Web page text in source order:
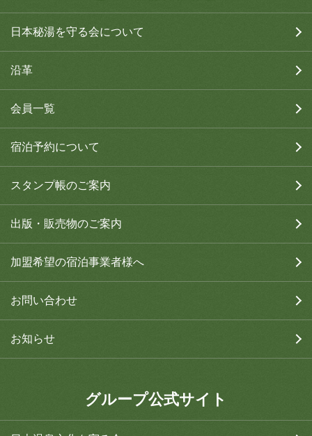
日本秘湯を守る会について
沿革
会員一覧
宿泊予約について
スタンプ帳のご案内
出版・販売物のご案内
加盟希望の宿泊事業者様へ
お問い合わせ
お知らせ
グループ公式サイト